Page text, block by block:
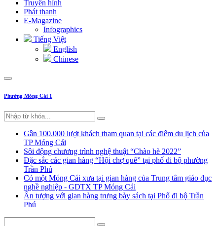
Truyền hình
Phát thanh
E-Magazine
Infographics
Tiếng Việt
English
Chinese
Phường Móng Cái 1
Gần 100.000 lượt khách tham quan tại các điểm du lịch của
TP Móng Cái
Sôi động chương trình nghệ thuật “Chào hè 2022”
Đặc sắc các gian hàng “Hội chợ quê” tại phố đi bộ phường
Trần Phú
Có một Móng Cái xưa tại gian hàng của Trung tâm giáo dục
nghề nghiệp - GDTX TP Móng Cái
Ấn tượng với gian hàng trưng bày sách tại Phố đi bộ Trần
Phú